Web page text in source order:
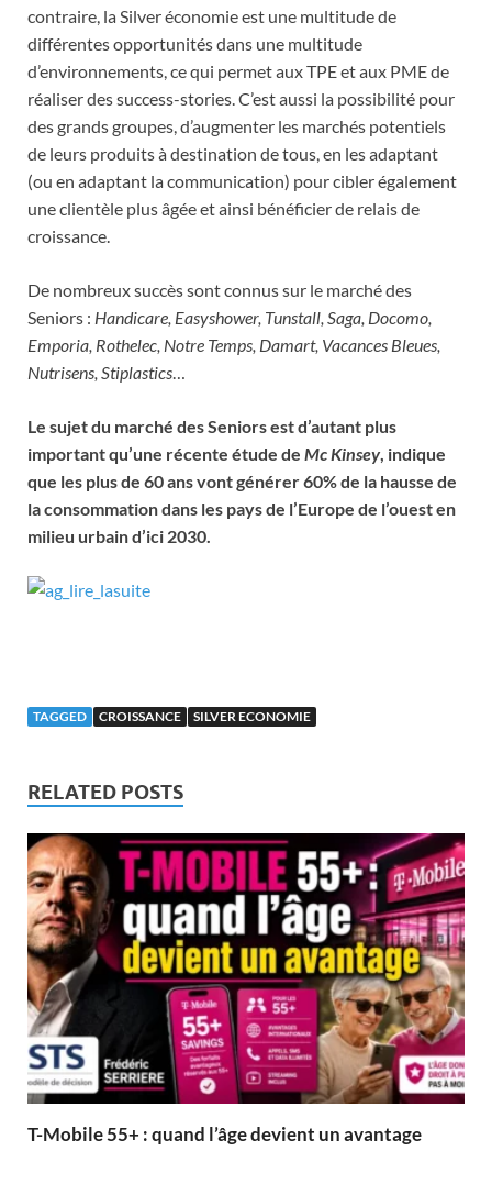
contraire, la Silver économie est une multitude de
différentes opportunités dans une multitude
d’environnements, ce qui permet aux TPE et aux PME de
réaliser des success-stories. C’est aussi la possibilité pour
des grands groupes, d’augmenter les marchés potentiels
de leurs produits à destination de tous, en les adaptant
(ou en adaptant la communication) pour cibler également
une clientèle plus âgée et ainsi bénéficier de relais de
croissance.
De nombreux succès sont connus sur le marché des
Seniors : Handicare, Easyshower, Tunstall, Saga, Docomo,
Emporia, Rothelec, Notre Temps, Damart, Vacances Bleues,
Nutrisens, Stiplastics…
Le sujet du marché des Seniors est d’autant plus
important qu’une récente étude de Mc Kinsey, indique
que les plus de 60 ans vont générer 60% de la hausse de
la consommation dans les pays de l’Europe de l’ouest en
milieu urbain d’ici 2030.
TAGGED CROISSANCE SILVER ECONOMIE
RELATED POSTS
T-Mobile 55+ : quand l’âge devient un avantage